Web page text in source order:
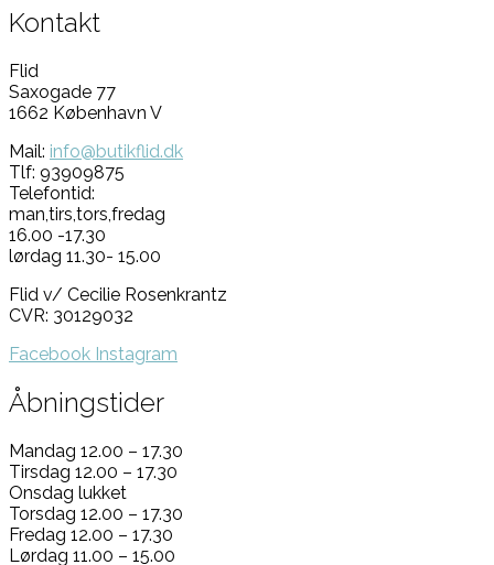
Kontakt
Flid
Saxogade 77
1662 København V
Mail: info@butikflid.dk
Tlf: 93909875
Telefontid:
man,tirs,tors,fredag
16.00 -17.30
lørdag 11.30- 15.00
Flid v/ Cecilie Rosenkrantz
CVR: 30129032
Facebook Instagram
Åbningstider
Mandag 12.00 – 17.30
Tirsdag 12.00 – 17.30
Onsdag lukket
Torsdag 12.00 – 17.30
Fredag 12.00 – 17.30
Lørdag 11.00 – 15.00